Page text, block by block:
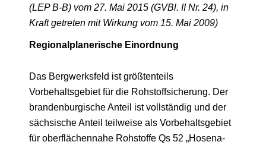
(LEP B-B) vom 27. Mai 2015 (GVBl. II Nr. 24), in
Kraft getreten mit Wirkung vom 15. Mai 2009)
Regionalplanerische Einordnung
Das Bergwerksfeld ist größtenteils
Vorbehaltsgebiet für die Rohstoffsicherung. Der
brandenburgische Anteil ist vollständig und der
sächsische Anteil teilweise als Vorbehaltsgebiet
für oberflächennahe Rohstoffe Qs 52 „Hosena-